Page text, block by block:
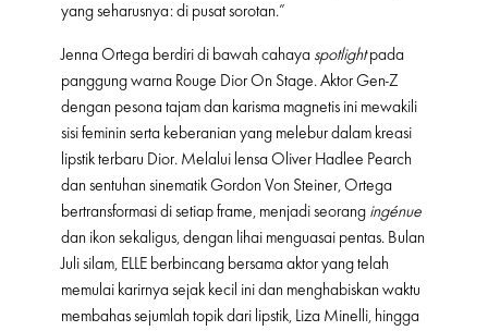
yang seharusnya: di pusat sorotan.”
Jenna Ortega berdiri di bawah cahaya spotlightpada
panggung warna Rouge Dior On Stage. Aktor Gen-Z
dengan pesona tajam dan karisma magnetis ini mewakili
sisi feminin serta keberanian yang melebur dalam kreasi
lipstik terbaru Dior. Melalui lensa Oliver Hadlee Pearch
dan sentuhan sinematik Gordon Von Steiner, Ortega
bertransformasi di setiap frame, menjadi seorang ingénue
dan ikon sekaligus, dengan lihai menguasai pentas. Bulan
Juli silam, ELLE berbincang bersama aktor yang telah
memulai karirnya sejak kecil ini dan menghabiskan waktu
membahas sejumlah topik dari lipstik, Liza Minelli, hingga